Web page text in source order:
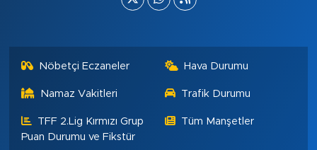
Nöbetçi Eczaneler Hava Durumu
Namaz Vakitleri Trafik Durumu
TFF 2.Lig Kırmızı Grup
Puan Durumu ve Fikstür
Tüm Manşetler